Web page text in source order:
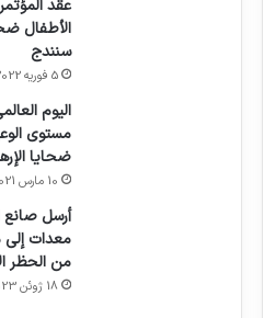
عقد
الأطفال
سنندج
5 فوریه 2022
اليوم
مستوى
ضحايا
10 مارس 2021
أرسل صانع
معدات إلى
من الحظر
18 ژوئن 2023